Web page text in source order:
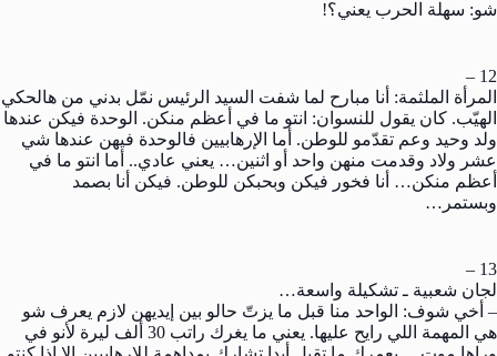
شو: سهلة الحرب يعني؟!
12 –
المرأة الملثمة: أنا مبارح لما شفت السيد الرئيس نمّل بدني من هالحكي
الهيّب. كان يقول للنسوان: انتو ما في أعظم منكن. الوحدة فيكن عندها
ولد وحيد وعم تقدّمو للوطن. أما الإرهابيين فالوحدة فيهن عندها شي
عشر ولاد وقدمت منهن واحد أو اثنين… يعني عادي.. أما انتو ما في
أعظم منكن… أنا فخور فيكن وبحبكن للوطن. فيكن أنا بصمد
وبستمر…
13 –
لجان شعبية ـ تشكيلة واسعة…
– أخي شوف: الواحد منا قبل ما يزتّ حالو بين إيديهن لازم يعرف شو
هي المهمة اللي رايح عليها. يعني ما يغرك راتب 30 ألف ليرة لأنو في